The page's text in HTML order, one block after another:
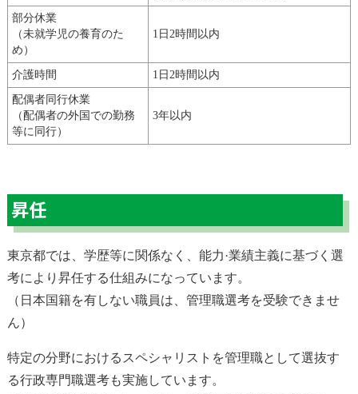
部分休業
（未就学児の養育のた
め）
1日2時間以内
介護時間 1日2時間以内
配偶者同行休業
（配偶者の外国での勤務
等に同行）
3年以内
昇任
東京都では、学歴等に関係なく、能力·業績主義に基づく選
考により昇任する仕組みになっています。
（日本国籍を有しない職員は、管理職選考を受験できませ
ん）
特定の分野におけるスペシャリストを管理職として選抜す
る行政専門職選考も実施しています。